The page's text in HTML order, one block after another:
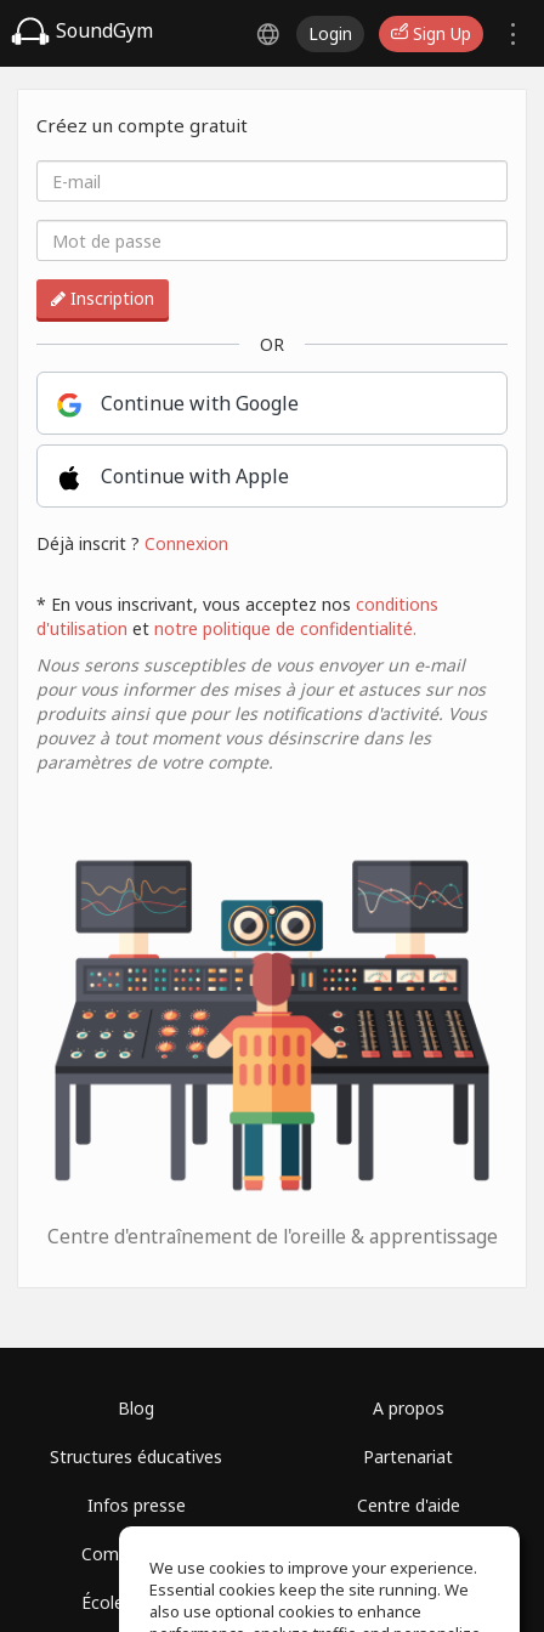
SoundGym Login Sign Up
Créez un compte gratuit
Inscription
OR
Continue with Google
Continue with Apple
Déjà inscrit ? Connexion
* En vous inscrivant, vous acceptez nos conditions
d'utilisation et notre politique de confidentialité.
Nous serons susceptibles de vous envoyer un e-mail
pour vous informer des mises à jour et astuces sur nos
produits ainsi que pour les notifications d'activité. Vous
pouvez à tout moment vous désinscrire dans les
paramètres de votre compte.
Centre d'entraînement de l'oreille & apprentissage
Blog
Structures éducatives
Infos presse
Communauté
École gratuite
A propos
Partenariat
Centre d'aide
Politique de confidentialité
We use cookies to improve your experience.
Essential cookies keep the site running. We
also use optional cookies to enhance